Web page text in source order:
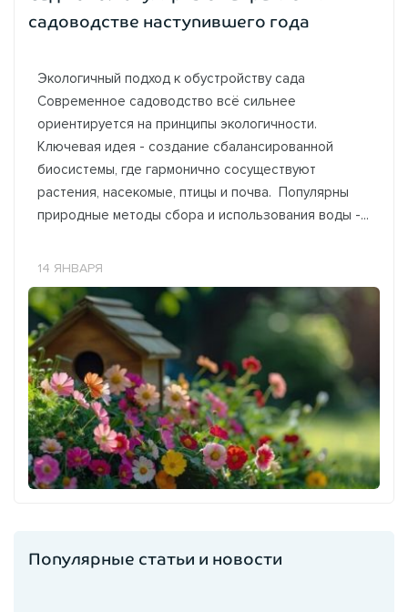
садоводстве наступившего года
Экологичный подход к обустройству сада
Современное садоводство всё сильнее
ориентируется на принципы экологичности.
Ключевая идея - создание сбалансированной
биосистемы, где гармонично сосуществуют
растения, насекомые, птицы и почва. Популярны
природные методы сбора и использования воды -...
14 ЯНВАРЯ
Популярные статьи и новости